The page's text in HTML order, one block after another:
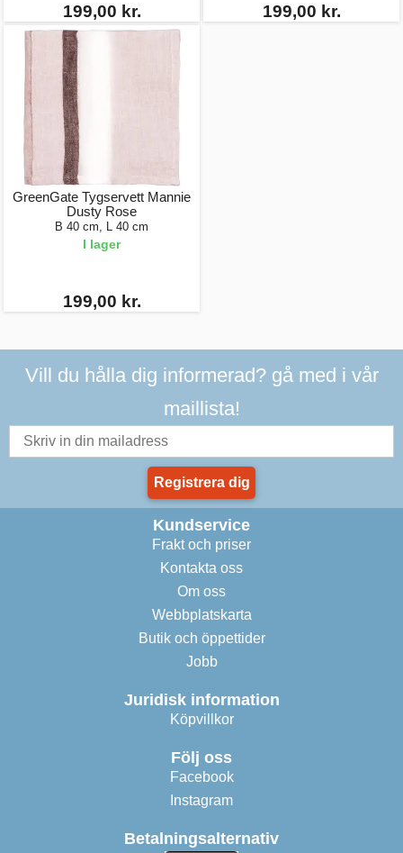
199,00 kr. 199,00 kr.
GreenGate Tygservett Mannie
Dusty Rose
B 40 cm, L 40 cm
I lager
199,00 kr.
Vill du hålla dig informerad? gå med i vår
maillista!
Registrera dig
Kundservice
Frakt och priser
Kontakta oss
Om oss
Webbplatskarta
Butik och öppettider
Jobb
Juridisk information
Köpvillkor
Följ oss
Facebook
Instagram
Betalningsalternativ